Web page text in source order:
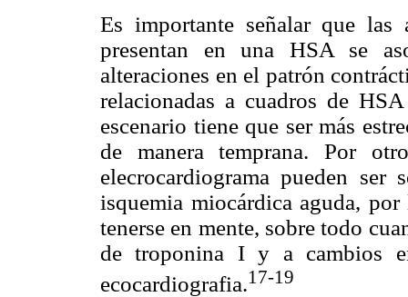
Es importante señalar que las
presentan en una HSA se
alteraciones en el patrón
relacionadas a cuadros de
escenario tiene que ser más
de manera temprana. Por
elecrocardiograma pueden ser
isquemia miocárdica aguda,
tenerse en mente, sobre todo
de troponina I y a cambios
ecocardiografia.17-19